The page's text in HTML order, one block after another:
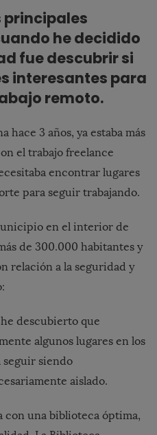
principales
he decidido
fue descubrir si
interesantes para
remoto.
hace 3 años, ya estaba más
el trabajo freelance
encontrar lugares
para seguir trabajando.
en el interior de
de 300.000 habitantes y
relación a la seguridad y
he descubierto que
algunos lugares en los
seguir siendo
aislado.
con una biblioteca óptima,